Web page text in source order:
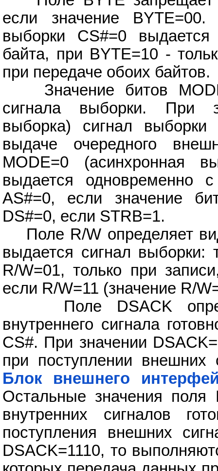
если значение
выборки CS#=0
байта, при BYTE=10 -
при передаче обоих байтов.
Значение битов
сигнала выборки. При
выборка) сигнал
выдаче очередного
MODE=0 (асинхронная
выдается одновременно
AS#=0, если значение
DS#=0, если STRB=1.
Поле R/W определяет
выдается сигнал выборки:
R/W=01, только при
если R/W=11 (значение R/
Поле DSACK
внутреннего сигнала
CS#. При значении
при поступлении внешних
Блок внешнего
Остальные значения
внутренних сигналов
поступления внешних
DSACK=1110, то